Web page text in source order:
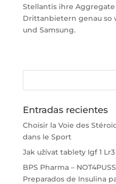
Stellantis ihre
Drittanbietern genau so
und Samsung.
Entradas recientes
Choisir la Voie des
dans le Sport
Jak užívat tablety Igf 1
BPS Pharma –
Preparados de Insulina